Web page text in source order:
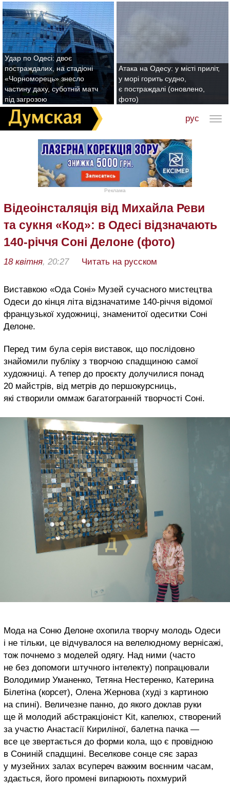
Удар по Одесі: двоє
постраждалих, на стадіоні
«Чорноморець» знесло
частину даху, суботній матч
під загрозою
Атака на Одесу: у місті приліт,
у морі горить судно,
є постраждалі (оновлено,
фото)
рус
Реклама
Відеоінсталяція від Михайла Реви
та сукня «Код»: в Одесі відзначають
140-річчя Соні Делоне (фото)
18 квітня, 20:27 Читать на русском
Виставкою «Ода Соні» Музей сучасного мистецтва
Одеси до кінця літа відзначатиме 140-річчя відомої
французької художниці, знаменитої одеситки Соні
Делоне.
Перед тим була серія виставок, що послідовно
знайомили публіку з творчою спадщиною самої
художниці. А тепер до проєкту долучилися понад
20 майстрів, від метрів до першокурсниць,
які створили оммаж багатогранній творчості Соні.
Мода на Соню Делоне охопила творчу молодь Одеси
і не тільки, це відчувалося на велелюдному вернісажі,
тож почнемо з моделей одягу. Над ними (часто
не без допомоги штучного інтелекту) попрацювали
Володимир Уманенко, Тетяна Нестеренко, Катерина
Білетіна (корсет), Олена Жернова (худі з картиною
на спині). Величезне панно, до якого доклав руки
ще й молодий абстракціоніст Kit, капелюх, створений
за участю Анастасії Кириліної, балетна пачка —
все це звертається до форми кола, що є провідною
в Сониній спадщині. Веселкове сонце сяє зараз
у музейних залах всупереч важким воєнним часам,
здається, його промені випарюють похмурий